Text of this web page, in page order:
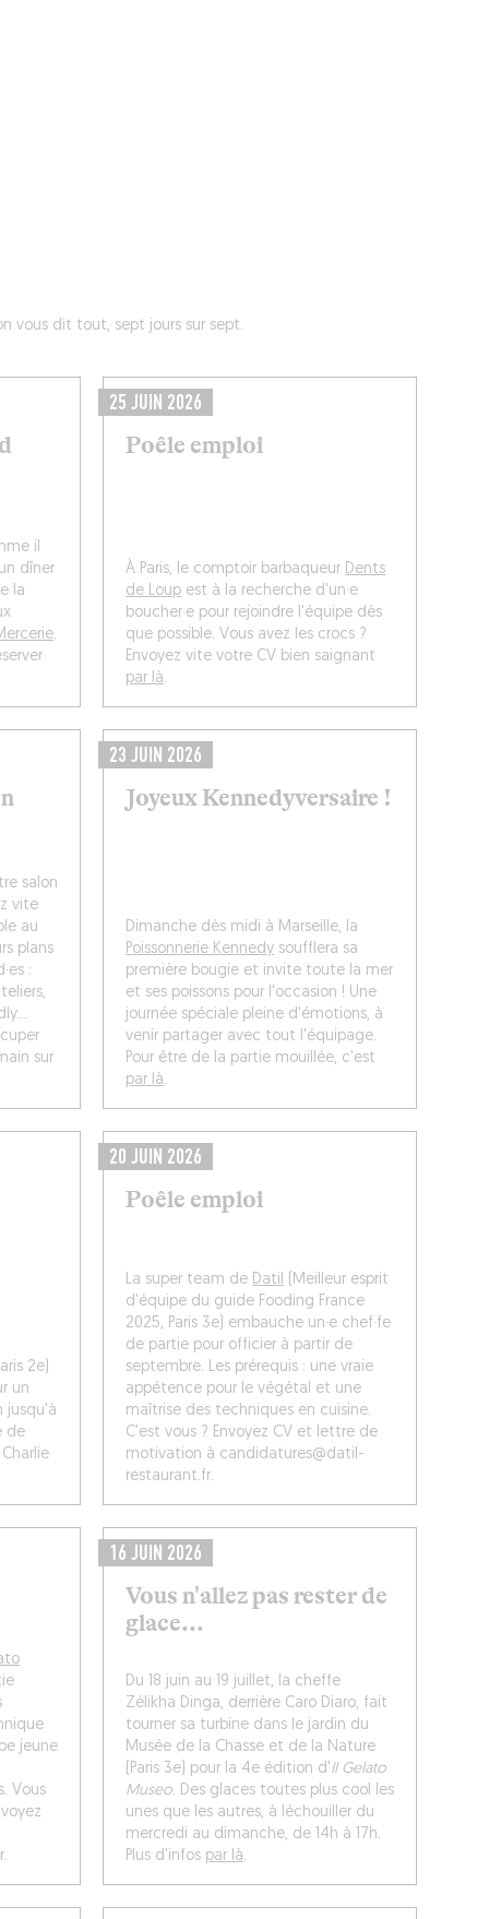
vous dit tout, sept jours sur sept.
il
dîner
la
.
25 JUIN 2026
Poêle emploi
À Paris, le comptoir barbaqueur Dents
de Loup est à la recherche d'un·e
boucher·e pour rejoindre l'équipe dès
que possible. Vous avez les crocs ?
Envoyez vite votre CV bien saignant
par là.
salon
vite
au
plans
:
sur
23 JUIN 2026
Joyeux Kennedyversaire !
Dimanche dès midi à Marseille, la
Poissonnerie Kennedy soufflera sa
première bougie et invite toute la mer
et ses poissons pour l'occasion ! Une
journée spéciale pleine d'émotions, à
venir partager avec tout l'équipage.
Pour être de la partie mouillée, c'est
par là.
2e)
un
jusqu'à
de
20 JUIN 2026
Poêle emploi
La super team de Datil (Meilleur esprit
d'équipe du guide Fooding France
2025, Paris 3e) embauche un·e chef·fe
de partie pour officier à partir de
septembre. Les prérequis : une vraie
appétence pour le végétal et une
maîtrise des techniques en cuisine.
C’est vous ? Envoyez CV et lettre de
motivation à candidatures@datil-
restaurant.fr.
jeune
Vous
16 JUIN 2026
Vous n'allez pas rester de
glace...
Du 18 juin au 19 juillet, la cheffe
Zélikha Dinga, derrière Caro Diaro, fait
tourner sa turbine dans le jardin du
Musée de la Chasse et de la Nature
(Paris 3e) pour la 4e édition d'Il Gelato
Museo. Des glaces toutes plus cool les
unes que les autres, à léchouiller du
mercredi au dimanche, de 14h à 17h.
Plus d'infos par là.